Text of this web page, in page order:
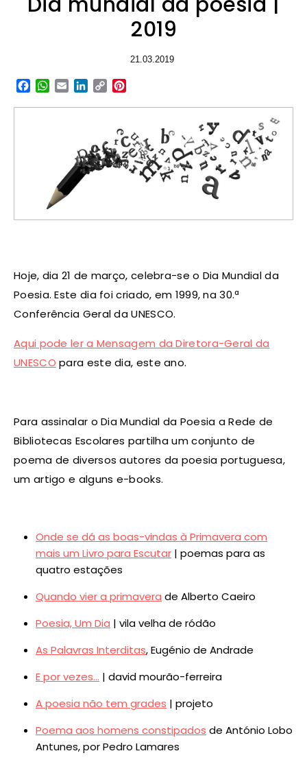
2019
21.03.2019
Facebook
WhatsApp
EmailLinkedIn
Copy
Hoje, dia 21 de março, celebra-se o Dia Mundial da
Poesia. Este dia foi criado, em 1999, na 30.ª
Conferência Geral da UNESCO.
Aqui pode ler a Mensagem da Diretora-Geral da
UNESCO para este dia, este ano.
Para assinalar o Dia Mundial da Poesia a Rede de
Bibliotecas Escolares partilha um conjunto de
poema de diversos autores da poesia portuguesa,
um artigo e alguns e-books.
Onde se dá as boas-vindas à Primavera com
mais um Livro para Escutar | poemas para as
quatro estações
Quando vier a primavera de Alberto Caeiro
Poesia, Um Dia | vila velha de ródão
As Palavras Interditas, Eugénio de Andrade
E por vezes… | david mourão-ferreira
A poesia não tem grades | projeto
Poema aos homens constipados de António Lobo
Antunes, por Pedro Lamares